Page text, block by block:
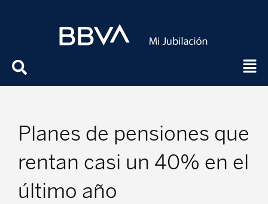
Planes de pensiones que
rentan casi un 40% en el
último año